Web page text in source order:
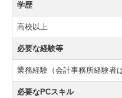
学歴
高校以上
必要な経験等
業務経験（会計事務所経験者
必要なPCスキル